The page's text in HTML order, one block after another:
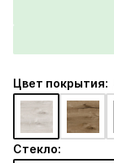
Цвет покрытия:
Стекло: